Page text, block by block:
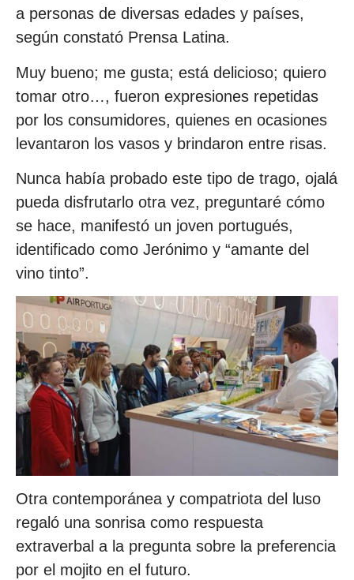
a personas de diversas edades y países,
según constató Prensa Latina.
Muy bueno; me gusta; está delicioso; quiero
tomar otro…, fueron expresiones repetidas
por los consumidores, quienes en ocasiones
levantaron los vasos y brindaron entre risas.
Nunca había probado este tipo de trago, ojalá
pueda disfrutarlo otra vez, preguntaré cómo
se hace, manifestó un joven portugués,
identificado como Jerónimo y “amante del
vino tinto”.
Otra contemporánea y compatriota del luso
regaló una sonrisa como respuesta
extraverbal a la pregunta sobre la preferencia
por el mojito en el futuro.